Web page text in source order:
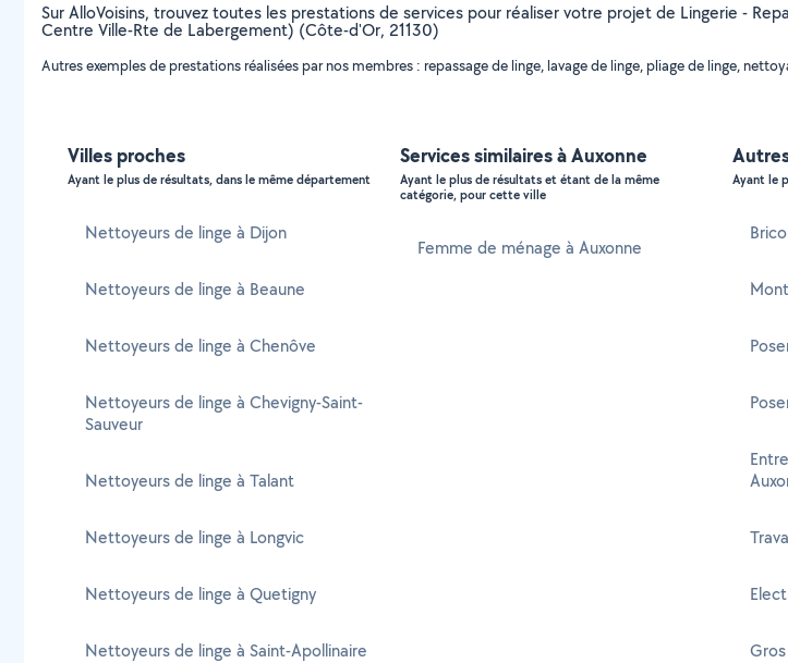
Sur AlloVoisins, trouvez toutes les prestations de services pour réaliser votre projet de Lingerie -
Centre Ville-Rte de Labergement) (Côte-d'Or, 21130)
Autres exemples de prestations réalisées par nos membres : repassage de linge, lavage de linge, pliage de linge,
Villes proches
Ayant le plus de résultats, dans le même département
Nettoyeurs de linge à Dijon
Nettoyeurs de linge à Beaune
Nettoyeurs de linge à Chenôve
Nettoyeurs de linge à Chevigny-Saint-
Sauveur
Nettoyeurs de linge à Talant
Nettoyeurs de linge à Longvic
Nettoyeurs de linge à Quetigny
Nettoyeurs de linge à Saint-Apollinaire
Services similaires à Auxonne
Ayant le plus de résultats et étant de la même
catégorie, pour cette ville
Femme de ménage à Auxonne
Ayant le